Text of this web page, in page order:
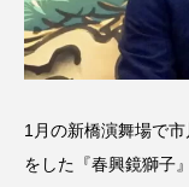
1月の新橋演舞場で
をした『春興鏡獅子